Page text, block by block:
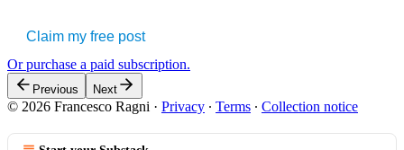
Claim my free post
Or purchase a paid subscription.
Previous Next
© 2026 Francesco Ragni · Privacy ∙ Terms ∙ Collection notice